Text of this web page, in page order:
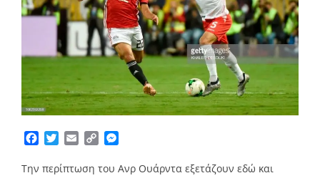
Facebook
TwitterEmailCopy
Την περίπτωση του Ανρ Ουάρντα εξετάζουν εδώ και